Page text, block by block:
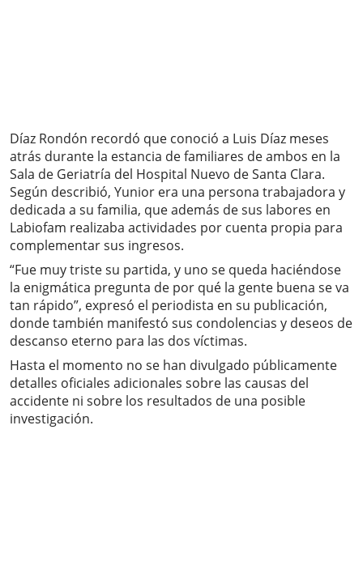
Díaz Rondón recordó que conoció a Luis Díaz meses
atrás durante la estancia de familiares de ambos en la
Sala de Geriatría del Hospital Nuevo de Santa Clara.
Según describió, Yunior era una persona trabajadora y
dedicada a su familia, que además de sus labores en
Labiofam realizaba actividades por cuenta propia para
complementar sus ingresos.
“Fue muy triste su partida, y uno se queda haciéndose
la enigmática pregunta de por qué la gente buena se va
tan rápido”, expresó el periodista en su publicación,
donde también manifestó sus condolencias y deseos de
descanso eterno para las dos víctimas.
Hasta el momento no se han divulgado públicamente
detalles oficiales adicionales sobre las causas del
accidente ni sobre los resultados de una posible
investigación.